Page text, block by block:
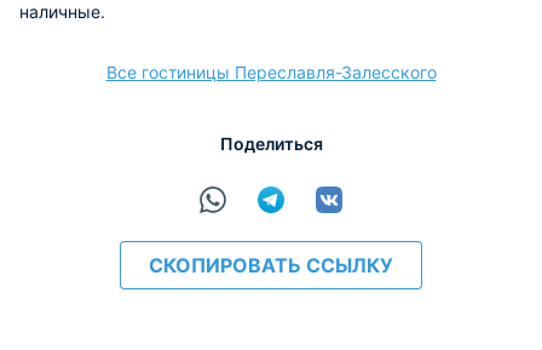
наличные.
Все гостиницы Переславля-Залесского
Поделиться
СКОПИРОВАТЬ ССЫЛКУ